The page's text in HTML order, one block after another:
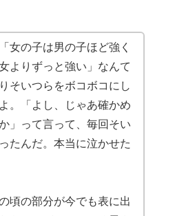
女の子は男の子ほど強く
よりずっと強い」なんて
そいつらをボコボコにし
。「よし、じゃあ確かめ
」って言って、毎回そい
たんだ。本当に泣かせた
頃の部分が今でも表に出